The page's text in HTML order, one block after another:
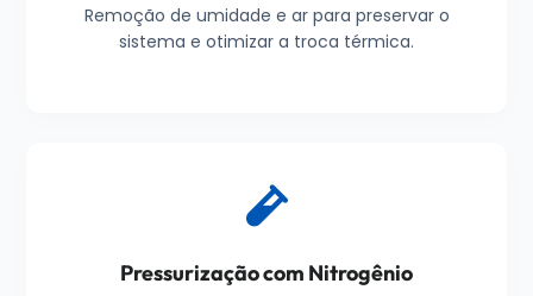
Remoção de umidade e ar para preservar o
sistema e otimizar a troca térmica.
Pressurização com Nitrogênio